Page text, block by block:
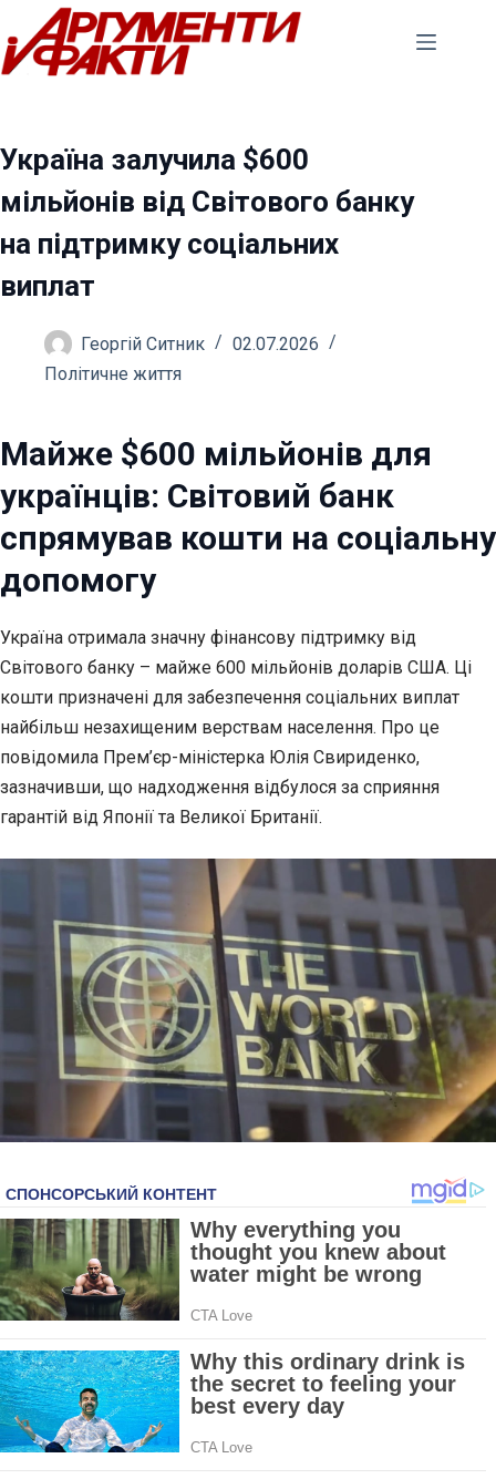
Перейти
до
вмісту
Україна залучила $600
мільйонів від Світового банку
на підтримку соціальних
виплат
Георгій Ситник
02.07.2026
Політичне життя
Майже $600 мільйонів для
українців: Світовий банк
спрямував кошти на соціальну
допомогу
Україна отримала значну фінансову підтримку від
Світового банку – майже 600 мільйонів доларів США. Ці
кошти призначені для забезпечення соціальних виплат
найбільш незахищеним верствам населення. Про це
повідомила Прем’єр-міністерка Юлія Свириденко,
зазначивши, що надходження відбулося за сприяння
гарантій від Японії та Великої Британії.